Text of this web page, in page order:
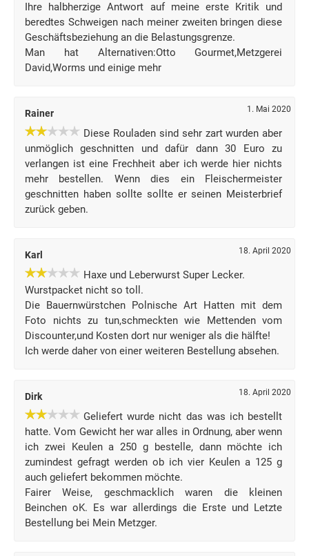
Ihre halbherzige Antwort auf meine erste Kritik und
beredtes Schweigen nach meiner zweiten bringen diese
Geschäftsbeziehung an die Belastungsgrenze.
Man hat Alternativen:Otto Gourmet,Metzgerei
David,Worms und einige mehr
Rainer 1. Mai 2020
Diese Rouladen sind sehr zart wurden aber
unmöglich geschnitten und dafür dann 30 Euro zu
verlangen ist eine Frechheit aber ich werde hier nichts
mehr bestellen. Wenn dies ein Fleischermeister
geschnitten haben sollte sollte er seinen Meisterbrief
zurück geben.
Karl 18. April 2020
Haxe und Leberwurst Super Lecker.
Wurstpacket nicht so toll.
Die Bauernwürstchen Polnische Art Hatten mit dem
Foto nichts zu tun,schmeckten wie Mettenden vom
Discounter,und Kosten dort nur weniger als die hälfte!
Ich werde daher von einer weiteren Bestellung absehen.
Dirk 18. April 2020
Geliefert wurde nicht das was ich bestellt
hatte. Vom Gewicht her war alles in Ordnung, aber wenn
ich zwei Keulen a 250 g bestelle, dann möchte ich
zumindest gefragt werden ob ich vier Keulen a 125 g
auch geliefert bekommen möchte.
Fairer Weise, geschmacklich waren die kleinen
Beinchen oK. Es war allerdings die Erste und Letzte
Bestellung bei Mein Metzger.